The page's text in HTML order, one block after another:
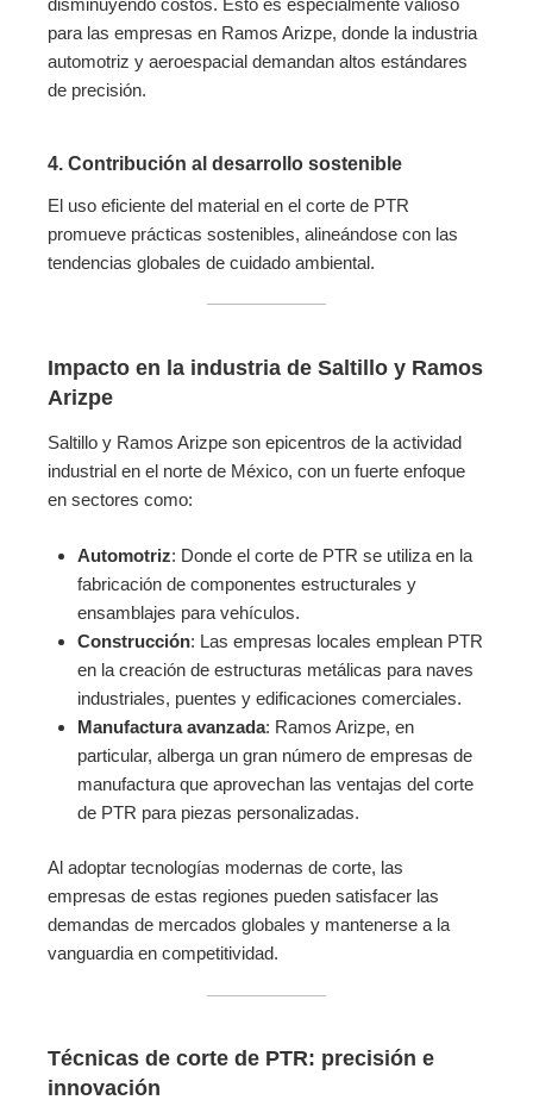
disminuyendo costos. Esto es especialmente valioso
para las empresas en Ramos Arizpe, donde la industria
automotriz y aeroespacial demandan altos estándares
de precisión.
4. Contribución al desarrollo sostenible
El uso eficiente del material en el corte de PTR
promueve prácticas sostenibles, alineándose con las
tendencias globales de cuidado ambiental.
Impacto en la industria de Saltillo y Ramos
Arizpe
Saltillo y Ramos Arizpe son epicentros de la actividad
industrial en el norte de México, con un fuerte enfoque
en sectores como:
Automotriz: Donde el corte de PTR se utiliza en la
fabricación de componentes estructurales y
ensamblajes para vehículos.
Construcción: Las empresas locales emplean PTR
en la creación de estructuras metálicas para naves
industriales, puentes y edificaciones comerciales.
Manufactura avanzada: Ramos Arizpe, en
particular, alberga un gran número de empresas de
manufactura que aprovechan las ventajas del corte
de PTR para piezas personalizadas.
Al adoptar tecnologías modernas de corte, las
empresas de estas regiones pueden satisfacer las
demandas de mercados globales y mantenerse a la
vanguardia en competitividad.
Técnicas de corte de PTR: precisión e
innovación